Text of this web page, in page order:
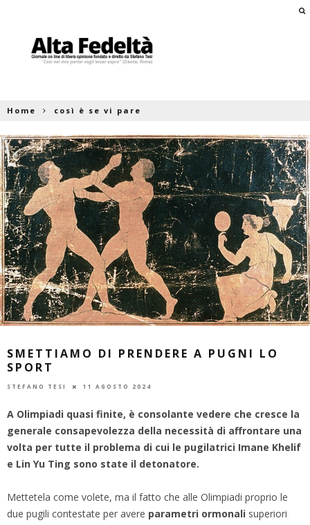
Home così è se vi pare
SMETTIAMO DI PRENDERE A PUGNI LO
SPORT
STEFANO TESI 11 AGOSTO 2024
A Olimpiadi quasi finite, è consolante vedere che cresce la
generale consapevolezza della necessità di affrontare una
volta per tutte il problema di cui le pugilatrici Imane Khelif
e Lin Yu Ting sono state il detonatore.
Mettetela come volete, ma il fatto che alle Olimpiadi proprio le
due pugili contestate per avere parametri ormonali superiori